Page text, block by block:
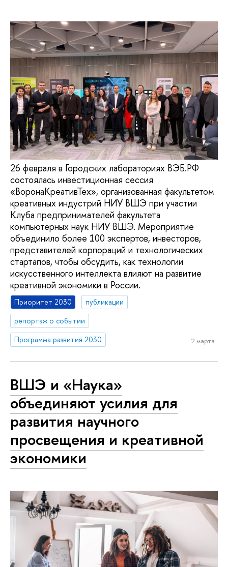
26 февраля в Городских лабораториях ВЭБ.РФ
состоялась инвестиционная сессия
«ВоронаКреативТех», организованная факультетом
креативных индустрий НИУ ВШЭ при участии
Клуба предпринимателей факультета
компьютерных наук НИУ ВШЭ. Мероприятие
объединило более 100 экспертов, инвесторов,
представителей корпораций и технологических
стартапов, чтобы обсудить, как технологии
искусственного интеллекта влияют на развитие
креативной экономики в России.
Приоритет 2030
публикации
репортаж о событии
Программа развития 2030
2 марта
ВШЭ и «Наука»
объединяют усилия для
развития научного
просвещения и креативной
экономики